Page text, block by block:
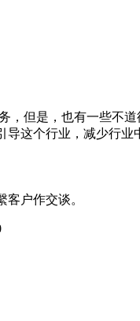
，但是，也有一些不道
导这个行业，减少行业
户作交谈。